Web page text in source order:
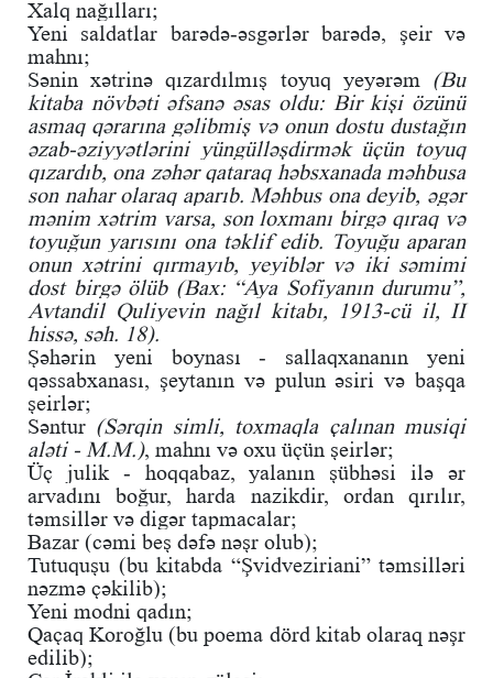
Xalq nağılları;
Yeni saldatlar barədə-əsgərlər barədə, şeir və
mahnı;
Sənin xətrinə qızardılmış toyuq yeyərəm (Bu
kitaba növbəti əfsanə əsas oldu: Bir kişi özünü
asmaq qərarına gəlibmiş və onun dostu dustağın
əzab-əziyyətlərini yüngülləşdirmək üçün toyuq
qızardıb, ona zəhər qataraq həbsxanada məhbusa
son nahar olaraq aparıb. Məhbus ona deyib, əgər
mənim xətrim varsa, son loxmanı birgə qıraq və
toyuğun yarısını ona təklif edib. Toyuğu aparan
onun xətrini qırmayıb, yeyiblər və iki səmimi
dost birgə ölüb (Bax: “Aya Sofiyanın durumu”,
Avtandil Quliyevin nağıl kitabı, 1913-cü il, II
hissə, səh. 18).
Şəhərin yeni boynası - sallaqxananın yeni
qəssabxanası, şeytanın və pulun əsiri və başqa
şeirlər;
Səntur (Sərqin simli, toxmaqla çalınan musiqi
aləti - M.M.), mahnı və oxu üçün şeirlər;
Üç julik - hoqqabaz, yalanın şübhəsi ilə ər
arvadını boğur, harda nazikdir, ordan qırılır,
təmsillər və digər tapmacalar;
Bazar (cəmi beş dəfə nəşr olub);
Tutuquşu (bu kitabda “Şvidveziriani” təmsilləri
nəzmə çəkilib);
Yeni modni qadın;
Qaçaq Koroğlu (bu poema dörd kitab olaraq nəşr
edilib);